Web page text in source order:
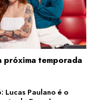
próxima temporada
Lucas Paulano é o